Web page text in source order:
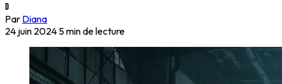
D
Par Diana
24 juin 2024 5 min de lecture